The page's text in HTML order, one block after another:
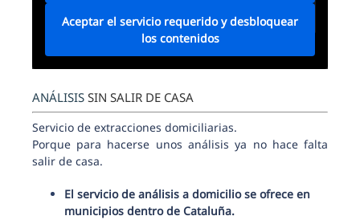
Aceptar el servicio requerido y desbloquear
los contenidos
ANÁLISIS SIN SALIR DE CASA
Servicio de extracciones domiciliarias.
Porque para hacerse unos análisis ya no hace falta
salir de casa.
El servicio de análisis a domicilio se ofrece en
municipios dentro de Cataluña.